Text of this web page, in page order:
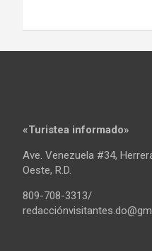
«Turistea informado»
Ave. Venezuela #34,
Oeste, R.D.
809-708-3313/